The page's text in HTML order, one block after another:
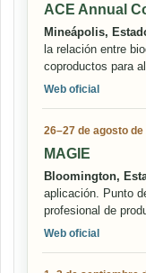
ACE Annual
Mineápolis,
la relación entre
coproductos para
Web oficial
26–27 de agosto de
MAGIE
Bloomington,
aplicación. Punto
profesional de
Web oficial